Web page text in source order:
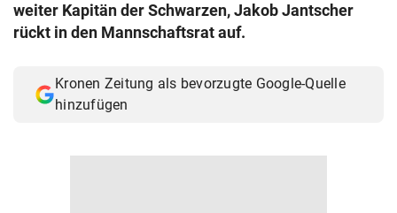
© Krone Multimedia GmbH & Co KG 2026
Muthgasse 2, 1190 Wien
weiter Kapitän der Schwarzen, Jakob Jantscher
rückt in den Mannschaftsrat auf.
Kronen Zeitung als bevorzugte Google-Quelle
hinzufügen